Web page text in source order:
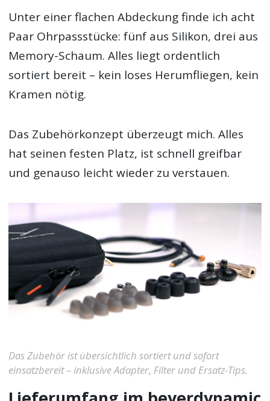
Unter einer flachen Abdeckung finde ich acht
Paar Ohrpassstücke: fünf aus Silikon, drei aus
Memory-Schaum. Alles liegt ordentlich
sortiert bereit – kein loses Herumfliegen, kein
Kramen nötig.
Das Zubehörkonzept überzeugt mich. Alles
hat seinen festen Platz, ist schnell greifbar
und genauso leicht wieder zu verstauen.
Das Zubehör ist übersichtlich sortiert und sofort
einsatzbereit – inklusive Adapter, Filter und Ersatz-Tips.